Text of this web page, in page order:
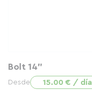
Bolt 14"
Desde 15.00 € / día